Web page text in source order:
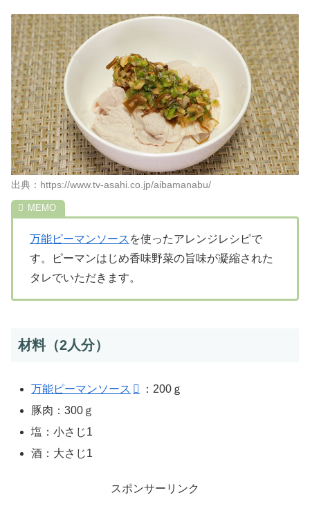
出典：https://www.tv-asahi.co.jp/aibamanabu/
万能ピーマンソース を使ったアレンジレシピで
す。ピーマンはじめ香味野菜の旨味が凝縮された
タレでいただきます。
材料（2人分）
万能ピーマンソース
：200ｇ
豚肉：300ｇ
塩：小さじ1
酒：大さじ1
スポンサーリンク